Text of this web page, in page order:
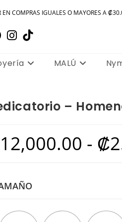
EN COMPRAS IGUALES O MAYORES A
MALÚ
–
12,000.00 - ₡